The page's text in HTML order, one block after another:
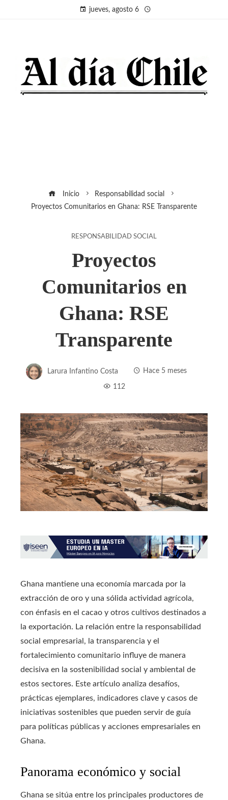
jueves, agosto 6
Inicio
Responsabilidad social
Proyectos Comunitarios en Ghana: RSE Transparente
RESPONSABILIDAD SOCIAL
Proyectos
Comunitarios en
Ghana: RSE
Transparente
Larura Infantino Costa Hace 5 meses
112
Ghana mantiene una economía marcada por la
extracción de oro y una sólida actividad agrícola,
con énfasis en el cacao y otros cultivos destinados a
la exportación. La relación entre la responsabilidad
social empresarial, la transparencia y el
fortalecimiento comunitario influye de manera
decisiva en la sostenibilidad social y ambiental de
estos sectores. Este artículo analiza desafíos,
prácticas ejemplares, indicadores clave y casos de
iniciativas sostenibles que pueden servir de guía
para políticas públicas y acciones empresariales en
Ghana.
Panorama económico y social
Ghana se sitúa entre los principales productores de